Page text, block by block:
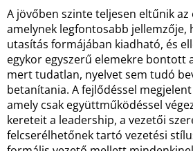
A jövőben szinte teljesen eltűnik az
amelynek legfontosabb jellemzője,
utasítás formájában kiadható, és
egykor egyszerű elemekre bontott
mert tudatlan, nyelvet sem tudó
betanítania. A fejlődéssel
amely csak együttműködéssel
kereteit a leadership, a vezetői
felcserélhetőnek tartó vezetési